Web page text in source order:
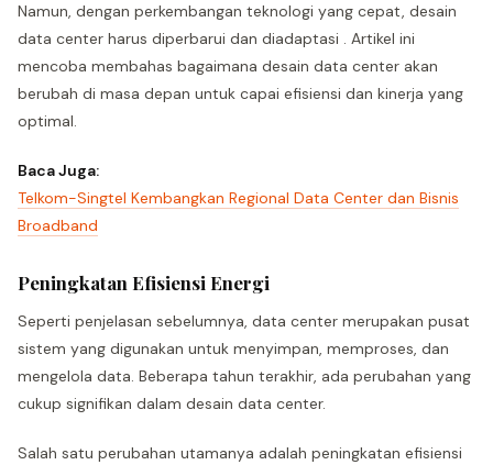
Namun, dengan perkembangan teknologi yang cepat, desain
data center harus diperbarui dan diadaptasi . Artikel ini
mencoba membahas bagaimana desain data center akan
berubah di masa depan untuk capai efisiensi dan kinerja yang
optimal.
Baca Juga:
Telkom-Singtel Kembangkan Regional Data Center dan Bisnis
Broadband
Peningkatan Efisiensi Energi
Seperti penjelasan sebelumnya, data center merupakan pusat
sistem yang digunakan untuk menyimpan, memproses, dan
mengelola data. Beberapa tahun terakhir, ada perubahan yang
cukup signifikan dalam desain data center.
Salah satu perubahan utamanya adalah peningkatan efisiensi